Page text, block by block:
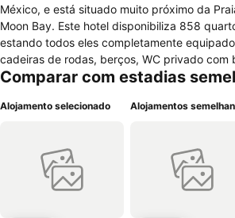
México, e está situado muito próximo da
Moon Bay. Este hotel disponibiliza 858
estando todos eles completamente
cadeiras de rodas, berços, WC privado com
cofre, ferro / tábua de passar, janelas com
cafeteira, mini bar, serviço de despertar,
com bar, jardim, lojas, papelaria, marina,
internet e ar condicionado nas áreas
médica, bar / lounge, acessos para
Comparar com estadias
Alojamento selecionado Alojamentos